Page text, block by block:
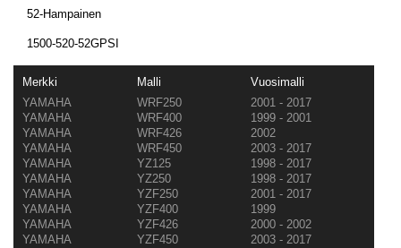
52-Hampainen
1500-520-52GPSI
Merkki Malli
Vuosimalli
YAMAHA
WRF250
2001 - 2017
YAMAHA
WRF400
1999 - 2001
YAMAHA
WRF426
2002
YAMAHA
WRF450
2003 - 2017
YAMAHA
YZ125
1998 - 2017
YAMAHA
YZ250
1998 - 2017
YAMAHA
YZF250
2001 - 2017
YAMAHA
YZF400
1999
YAMAHA
YZF426
2000 - 2002
YAMAHA
YZF450 2003 - 2017